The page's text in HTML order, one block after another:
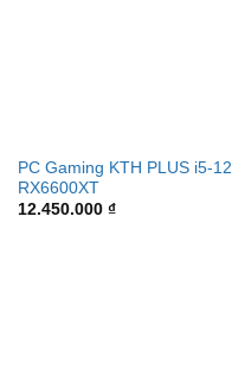
PC Gaming KTH PLUS i5-12
RX6600XT
12.450.000 ₫